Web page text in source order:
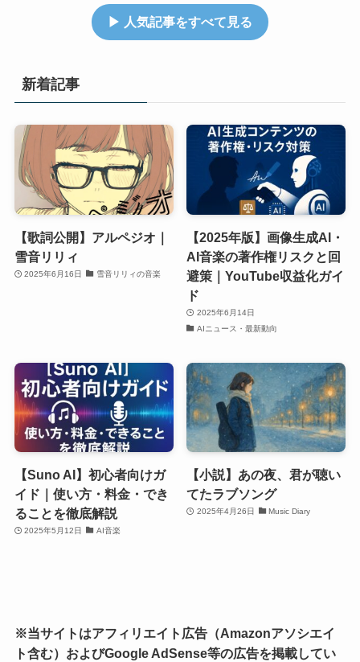
▶ 人気記事をすべて見る
新着記事
【歌詞公開】アルペジオ｜
雪音リリィ
2025年6月16日 雪音リリィの音楽
【2025年版】画像生成AI・
AI音楽の著作権リスクと回
避策｜YouTube収益化ガイ
ド
2025年6月14日
AIニュース・最新動向
【Suno AI】初心者向けガ
イド｜使い方・料金・でき
ることを徹底解説
2025年5月12日 AI音楽
【小説】あの夜、君が聴い
てたラブソング
2025年4月26日 Music Diary
※当サイトはアフィリエイト広告（Amazonアソシエイ
ト含む）およびGoogle AdSense等の広告を掲載してい